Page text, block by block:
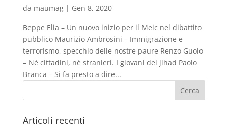
da maumag| Gen 8, 2020
Beppe Elia – Un nuovo inizio per il Meic nel dibattito
pubblico Maurizio Ambrosini – Immigrazione e
terrorismo, specchio delle nostre paure Renzo Guolo
– Né cittadini, né stranieri. I giovani del jihad Paolo
Branca – Si fa presto a dire...
Articoli recenti